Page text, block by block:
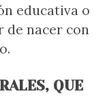
educativa o
de nacer con
QUE